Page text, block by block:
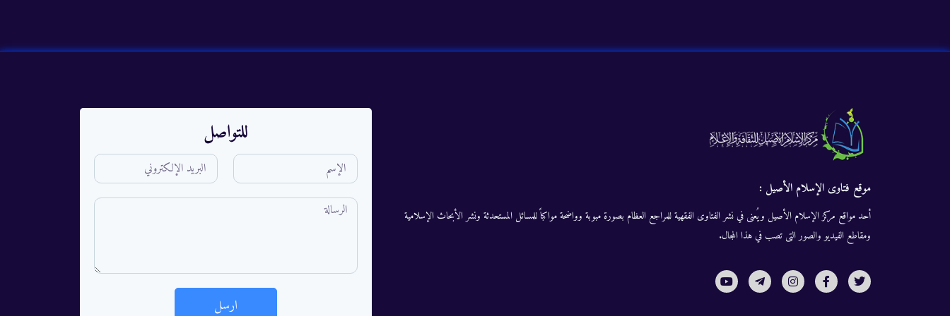
موقع فتاوى الإسلام الأصيل :
أحد مواقع مركز الإسلام الأصيل ويُعنى في نشر الفتاوى الفقهية للمراجع العظام بصورة مبوبة وواضحة مواكباً للمسائل المستحدثة ونشر الأبحاث الإسلامية
ومقاطع الفيديو والصور التى تصب في هذا المجال.
للتواصل
ارسل